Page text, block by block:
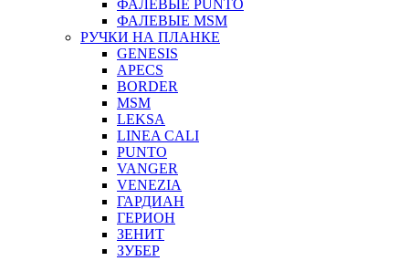
ФАЛЕВЫЕ PUNTO
ФАЛЕВЫЕ MSM
РУЧКИ НА ПЛАНКЕ
GENESIS
APECS
BORDER
MSM
LEKSA
LINEA CALI
PUNTO
VANGER
VENEZIA
ГАРДИАН
ГЕРИОН
ЗЕНИТ
ЗУБЕР